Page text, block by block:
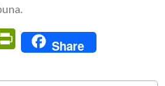
PrintFriendly
Share